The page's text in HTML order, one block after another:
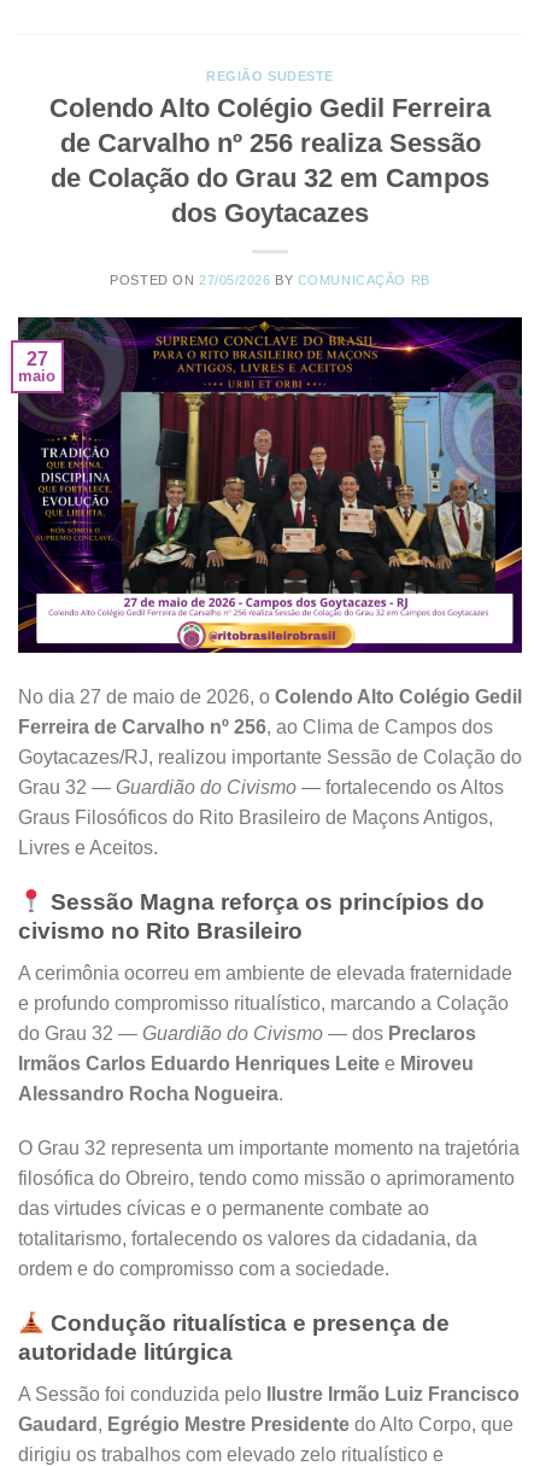
REGIÃO SUDESTE
Colendo Alto Colégio Gedil Ferreira
de Carvalho nº 256 realiza Sessão
de Colação do Grau 32 em Campos
dos Goytacazes
POSTED ON 27/05/2026 BY COMUNICAÇÃO RB
27
maio
No dia 27 de maio de 2026, o Colendo Alto Colégio Gedil
Ferreira de Carvalho nº 256, ao Clima de Campos dos
Goytacazes/RJ, realizou importante Sessão de Colação do
Grau 32 — Guardião do Civismo — fortalecendo os Altos
Graus Filosóficos do Rito Brasileiro de Maçons Antigos,
Livres e Aceitos.
Sessão Magna reforça os princípios do
civismo no Rito Brasileiro
A cerimônia ocorreu em ambiente de elevada fraternidade
e profundo compromisso ritualístico, marcando a Colação
do Grau 32 — Guardião do Civismo — dos Preclaros
Irmãos Carlos Eduardo Henriques Leite e Miroveu
Alessandro Rocha Nogueira.
O Grau 32 representa um importante momento na trajetória
filosófica do Obreiro, tendo como missão o aprimoramento
das virtudes cívicas e o permanente combate ao
totalitarismo, fortalecendo os valores da cidadania, da
ordem e do compromisso com a sociedade.
Condução ritualística e presença de
autoridade litúrgica
A Sessão foi conduzida pelo
Ilustre Irmão Luiz Francisco
Gaudard , Egrégio Mestre Presidente do Alto Corpo, que
dirigiu os trabalhos com elevado zelo ritualístico e